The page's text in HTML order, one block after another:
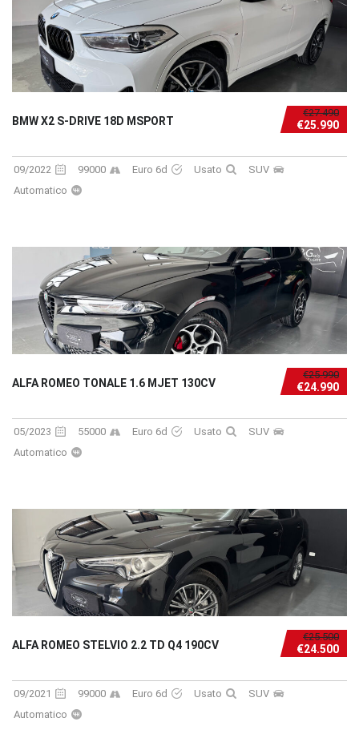
€27.490
€25.990
BMW X2 S-DRIVE 18D MSPORT
09/2022 99000 Euro 6d Usato
SUV
Automatico
€25.990
€24.990
ALFA ROMEO TONALE 1.6 MJET 130CV
05/2023 55000 Euro 6d Usato
SUV
Automatico
€25.500
€24.500
ALFA ROMEO STELVIO 2.2 TD Q4 190CV
09/2021 99000 Euro 6d Usato
SUV
Automatico